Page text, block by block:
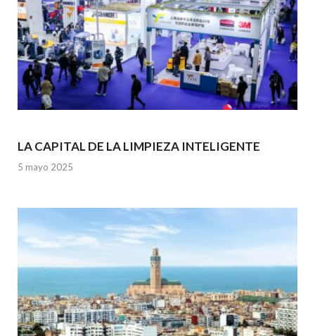
LA CAPITAL DE LA LIMPIEZA INTELIGENTE
5 mayo 2025